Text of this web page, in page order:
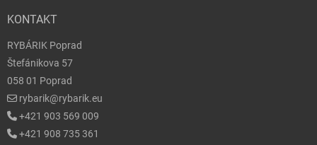
KONTAKT
RYBÁRIK Poprad
Štefánikova 57
058 01 Poprad
rybarik@rybarik.eu
+421 903 569 009
+421 908 735 361